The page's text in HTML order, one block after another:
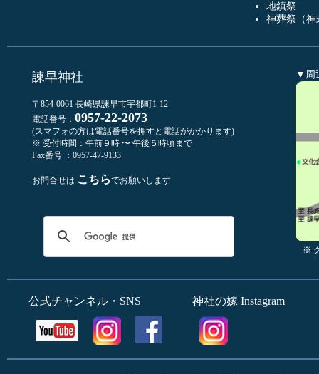
地鎮祭
神葬祭（神
諫早神社
〒854-0061 長崎県諫早市宇都町1-12
電話番号： 0957-22-2073
(スマフォの方は電話番号を押すと電話がかかります)
※ 受付時間：午前９時 〜 午後５時頃まで
Fax番号 ：0957-47-9133
お問合せは こちらでお願いします
▼周
※
公式チャンネル・SNS 神社の嫁 Instagram